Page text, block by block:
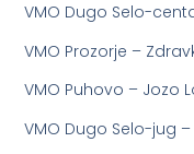
VMO Dugo Selo-
VMO Prozorje –
VMO Puhovo – Jozo
VMO Dugo Selo-jug